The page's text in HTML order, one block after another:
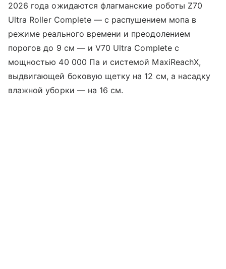
2026 года ожидаются флагманские роботы Z70
Ultra Roller Complete — с распушением мопа в
режиме реального времени и преодолением
порогов до 9 см — и V70 Ultra Complete с
мощностью 40 000 Па и системой MaxiReachX,
выдвигающей боковую щетку на 12 см, а насадку
влажной уборки — на 16 см.